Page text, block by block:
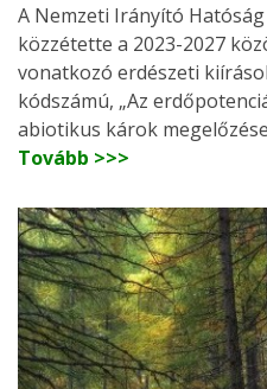
A Nemzeti Irányító
közzétette a 2023-2027
vonatkozó erdészeti
kódszámú, „Az
abiotikus károk
Tovább >>>